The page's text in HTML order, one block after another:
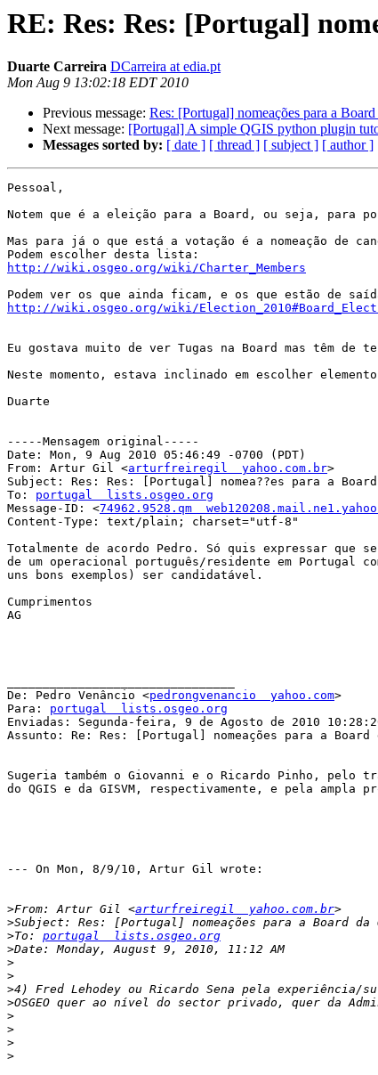
RE: Res: Res: [Portugal]
Duarte Carreira DCarreira at edia.pt
Mon Aug 9 13:02:18 EDT 2010
Previous message: Res: [Portugal] nomeações para a
Next message: [Portugal] A simple QGIS python plugin
Messages sorted by: [ date ] [ thread ] [ subject ] [ author ]
Pessoal,
Notem que é a eleição para a Board, ou seja, para
Mas para já o que está a votação é a nomeação de
http://wiki.osgeo.org/wiki/Charter_Members
http://wiki.osgeo.org/wiki/
Eu gostava muito de ver Tugas na Board mas têm de
Neste momento, estava inclinado em escolher
Duarte
-----Mensagem original-----
Date: Mon, 9 Aug 2010 05:46:49 -0700 (PDT)
From: Artur Gil <arturfreiregil  yahoo.com.br>
Subject: Res: Res: [Portugal] nomea??es para a Board
To: portugal  lists.osgeo.org
Message-ID: <74962.9528.qm
Content-Type: text/plain; charset="utf-8"
Totalmente de acordo Pedro. Só quis expressar que
de um operacional português/residente em Portugal
uns bons exemplos) ser candidatável.
Cumprimentos
AG
De: Pedro Venâncio <pedrongvenancio  yahoo.com>
Para: portugal  lists.osgeo.org
Enviadas: Segunda-feira, 9 de Agosto de 2010
Assunto: Re: Res: [Portugal] nomeações para a Board
Sugeria também o Giovanni e o Ricardo Pinho, pelo
do QGIS e da GISVM, respectivamente, e pela ampla
--- On Mon, 8/9/10, Artur Gil wrote:
>From: Artur Gil <arturfreiregil  yahoo.com.br
>
>To: portugal  lists.osgeo.org
>
>
>
>
>
>
>
>
>